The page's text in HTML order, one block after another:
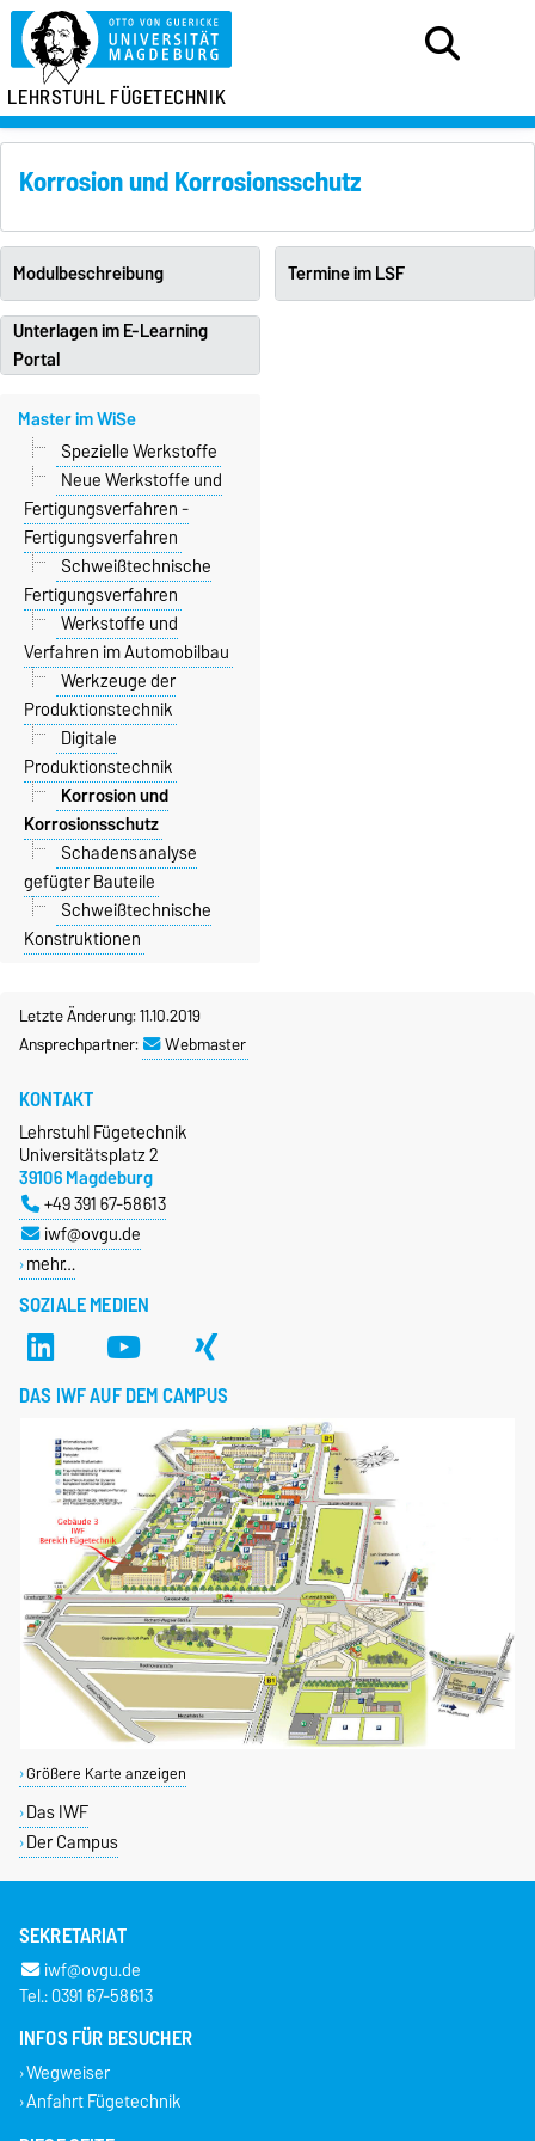
LEHRSTUHL FÜGETECHNIK
Korrosion und Korrosionsschutz
Modulbeschreibung
Termine im LSF
Unterlagen im E-Learning
Portal
Master im WiSe
Spezielle Werkstoffe
Neue Werkstoffe und
Fertigungsverfahren -
Fertigungsverfahren
Schweißtechnische
Fertigungsverfahren
Werkstoffe und
Verfahren im Automobilbau
Werkzeuge der
Produktionstechnik
Digitale
Produktionstechnik
Korrosion und
Korrosionsschutz
Schadensanalyse
gefügter Bauteile
Schweißtechnische
Konstruktionen
Letzte Änderung: 11.10.2019
Ansprechpartner:
Webmaster
SOZIALE MEDIEN
KONTAKT
Lehrstuhl Fügetechnik
Universitätsplatz 2
39106 Magdeburg
+49 391 67-58613
iwf@ovgu.de
mehr…
DAS IWF AUF DEM CAMPUS
Größere Karte anzeigen
Das IWF
Der Campus
SEKRETARIAT
iwf@ovgu.de
Tel.: 0391 67-58613
INFOS FÜR BESUCHER
Wegweiser
Anfahrt Fügetechnik